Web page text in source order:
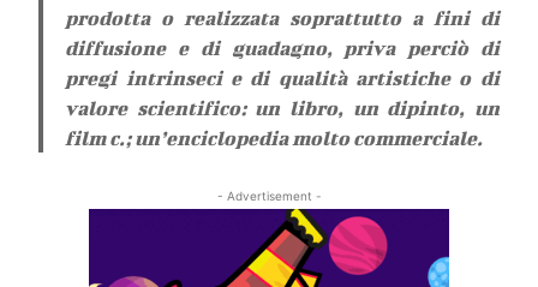
prodotta o realizzata soprattutto a fini di
diffusione e di guadagno, priva perciò di
pregi intrinseci e di qualità artistiche o di
valore scientifico: un libro, un dipinto, un
film c.; un’enciclopedia molto commerciale.
- Advertisement -